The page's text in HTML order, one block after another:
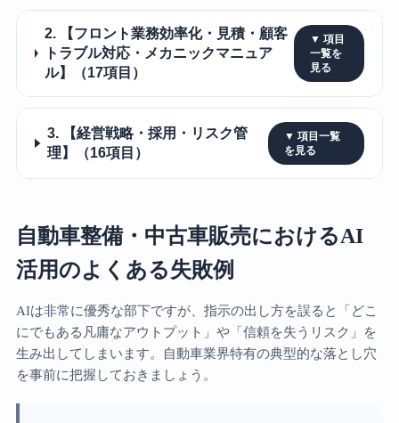
2. 【フロント業務効率化・見積・顧客
トラブル対応・メカニックマニュア
ル】（17項目）
3. 【経営戦略・採用・リスク管
理】（16項目）
自動車整備・中古車販売におけるAI
活用のよくある失敗例
AIは非常に優秀な部下ですが、指示の出し方を誤ると「どこ
にでもある凡庸なアウトプット」や「信頼を失うリスク」を
生み出してしまいます。自動車業界特有の典型的な落とし穴
を事前に把握しておきましょう。